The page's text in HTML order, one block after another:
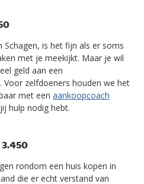
Schagen, is het fijn als er soms
met je meekijkt. Maar je wil
geld aan een
Voor zelfdoeners houden we het
met een aankoopcoach
hulp nodig hebt.
rondom een huis kopen in
die er echt verstand van